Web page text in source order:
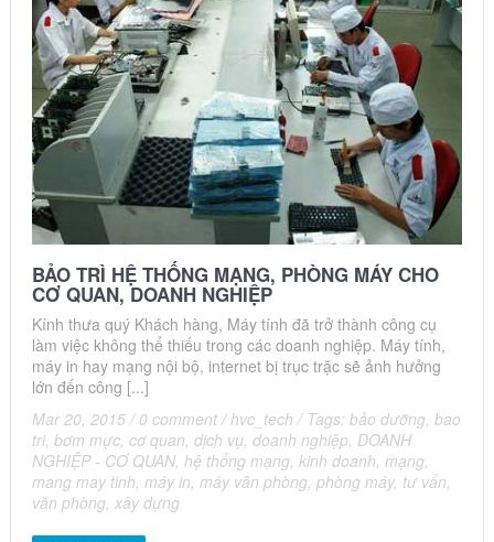
BẢO TRÌ HỆ THỐNG MẠNG, PHÒNG MÁY CHO
CƠ QUAN, DOANH NGHIỆP
Kính thưa quý Khách hàng, Máy tính đã trở thành công cụ
làm việc không thể thiếu trong các doanh nghiệp. Máy tính,
máy in hay mạng nội bộ, internet bị trục trặc sẽ ảnh hưởng
lớn đến công [...]
Mar 20, 2015 / 0 comment /hvc_tech / Tags: bảo dưỡng, bao
tri, bơm mực, cơ quan, dịch vụ, doanh nghiệp, DOANH
NGHIỆP - CƠ QUAN, hệ thống mạng, kinh doanh, mạng,
mang may tinh, máy in, máy văn phòng, phòng máy, tư vấn,
văn phòng, xây dựng